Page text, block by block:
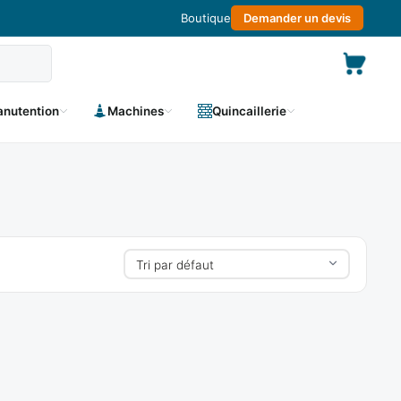
Boutique Demander un devis
Machines Quincaillerie